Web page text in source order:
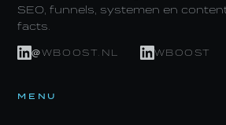
SEO, funnels, systemen en
facts.
@WBOOST.NL WBOOST
MENU